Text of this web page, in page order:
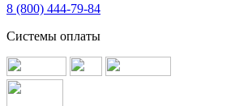
8 (800) 444-79-84
Системы оплаты